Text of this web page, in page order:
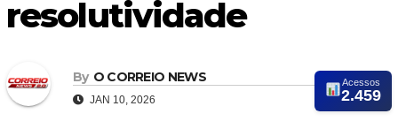
resolutividade
By O CORREIO NEWS
JAN 10, 2026
Acessos
2.459